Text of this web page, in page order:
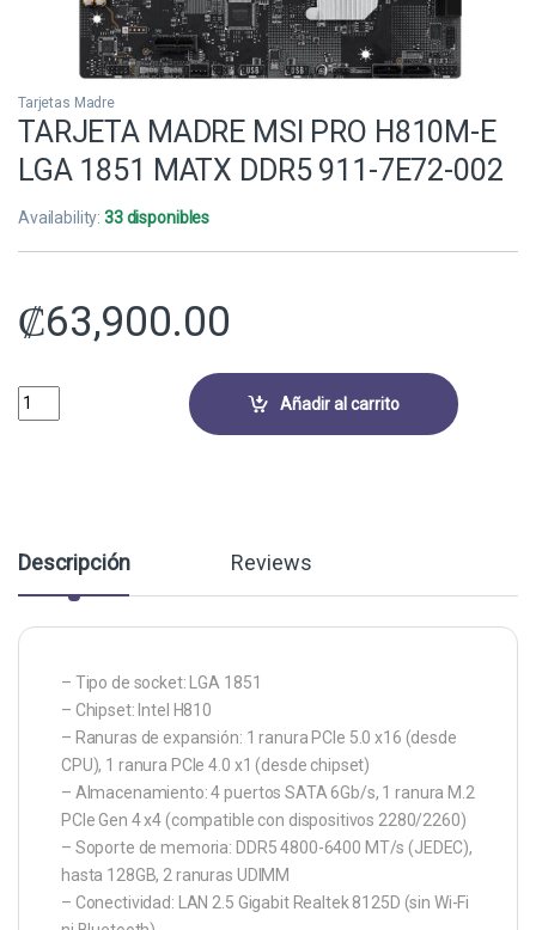
Tarjetas Madre
TARJETA MADRE MSI PRO H810M-E
LGA 1851 MATX DDR5 911-7E72-002
Availability:33 disponibles
₡63,900.00
TARJETA MADRE MSI PRO H810M-E LGA 1851 MATX DDR5 911-
Añadir al carrito
Descripción Reviews
– Tipo de socket: LGA 1851
– Chipset: Intel H810
– Ranuras de expansión: 1 ranura PCIe 5.0 x16 (desde
CPU), 1 ranura PCIe 4.0 x1 (desde chipset)
– Almacenamiento: 4 puertos SATA 6Gb/s, 1 ranura M.2
PCIe Gen 4 x4 (compatible con dispositivos 2280/2260)
– Soporte de memoria: DDR5 4800-6400 MT/s (JEDEC),
hasta 128GB, 2 ranuras UDIMM
– Conectividad: LAN 2.5 Gigabit Realtek 8125D (sin Wi-Fi